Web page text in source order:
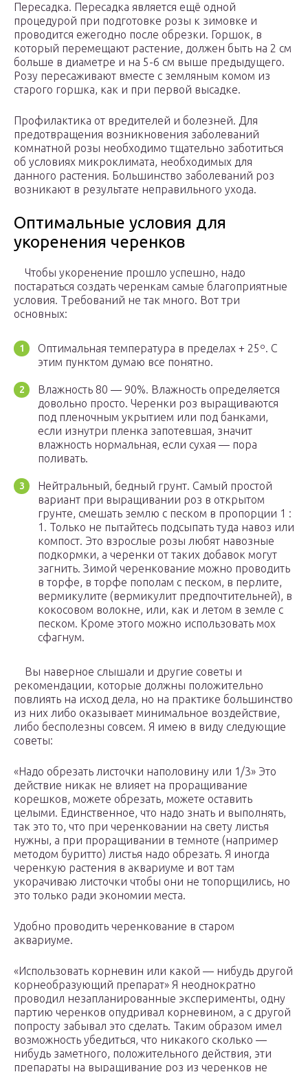
Пересадка. Пересадка является ещё одной
процедурой при подготовке розы к зимовке и
проводится ежегодно после обрезки. Горшок, в
который перемещают растение, должен быть на 2 см
больше в диаметре и на 5-6 см выше предыдущего.
Розу пересаживают вместе с земляным комом из
старого горшка, как и при первой высадке.
Профилактика от вредителей и болезней. Для
предотвращения возникновения заболеваний
комнатной розы необходимо тщательно заботиться
об условиях микроклимата, необходимых для
данного растения. Большинство заболеваний роз
возникают в результате неправильного ухода.
Оптимальные условия для
укоренения черенков
Чтобы укоренение прошло успешно, надо
постараться создать черенкам самые благоприятные
условия. Требований не так много. Вот три
основных:
Оптимальная температура в пределах + 25º. С
этим пунктом думаю все понятно.
Влажность 80 — 90%. Влажность определяется
довольно просто. Черенки роз выращиваются
под пленочным укрытием или под банками,
если изнутри пленка запотевшая, значит
влажность нормальная, если сухая — пора
поливать.
Нейтральный, бедный грунт. Самый простой
вариант при выращивании роз в открытом
грунте, смешать землю с песком в пропорции 1 :
1. Только не пытайтесь подсыпать туда навоз или
компост. Это взрослые розы любят навозные
подкормки, а черенки от таких добавок могут
загнить. Зимой черенкование можно проводить
в торфе, в торфе пополам с песком, в перлите,
вермикулите (вермикулит предпочтительней), в
кокосовом волокне, или, как и летом в земле с
песком. Кроме этого можно использовать мох
сфагнум.
Вы наверное слышали и другие советы и
рекомендации, которые должны положительно
повлиять на исход дела, но на практике большинство
из них либо оказывает минимальное воздействие,
либо бесполезны совсем. Я имею в виду следующие
советы:
«Надо обрезать листочки наполовину или 1/3» Это
действие никак не влияет на проращивание
корешков, можете обрезать, можете оставить
целыми. Единственное, что надо знать и выполнять,
так это то, что при черенковании на свету листья
нужны, а при проращивании в темноте (например
методом буритто) листья надо обрезать. Я иногда
черенкую растения в аквариуме и вот там
укорачиваю листочки чтобы они не топорщились, но
это только ради экономии места.
Удобно проводить черенкование в старом
аквариуме.
«Использовать корневин или какой — нибудь другой
корнеобразующий препарат» Я неоднократно
проводил незапланированные эксперименты, одну
партию черенков опудривал корневином, а с другой
попросту забывал это сделать. Таким образом имел
возможность убедиться, что никакого сколько —
нибудь заметного, положительного действия, эти
препараты на выращивание роз из черенков не